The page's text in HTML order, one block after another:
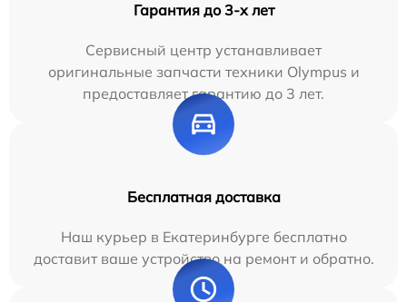
Гарантия до 3-х лет
Сервисный центр устанавливает
оригинальные запчасти техники Olympus и
предоставляет гарантию до 3 лет.
Бесплатная доставка
Наш курьер в Екатеринбурге бесплатно
доставит ваше устройство на ремонт и обратно.